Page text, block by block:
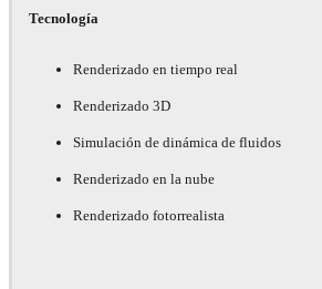
Tecnología
Renderizado en tiempo real
Renderizado 3D
Simulación de dinámica de fluidos
Renderizado en la nube
Renderizado fotorrealista